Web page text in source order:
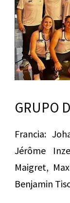
GRUPO D
Francia:
Jérôme
Maigret,
Benjamin